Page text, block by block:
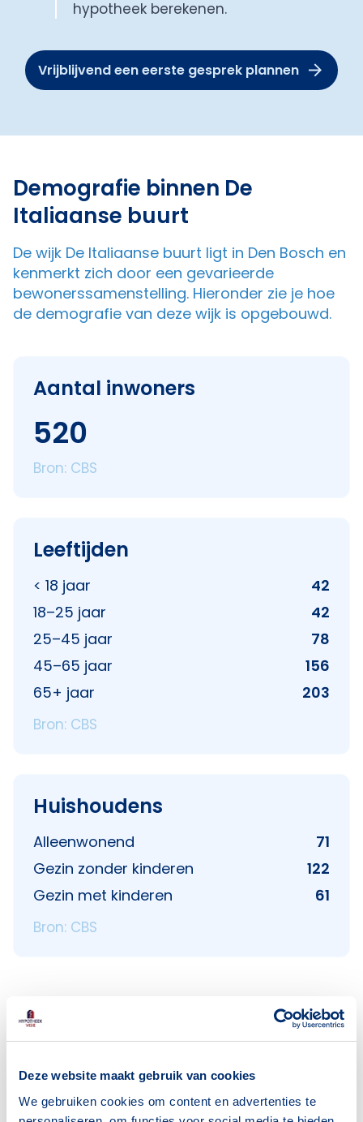
Deze website maakt gebruik van cookies
We gebruiken cookies om content en advertenties te
hypotheek berekenen.
Vrijblijvend een eerste gesprek plannen
Demografie binnen De
Italiaanse buurt
De wijk De Italiaanse buurt ligt in Den Bosch en
kenmerkt zich door een gevarieerde
bewonerssamenstelling. Hieronder zie je hoe
de demografie van deze wijk is opgebouwd.
Aantal inwoners
520
Bron: CBS
Leeftijden
< 18 jaar
42
18–25 jaar
42
25–45 jaar
78
45–65 jaar
156
65+ jaar
203
Bron: CBS
Huishoudens
Alleenwonend
71
Gezin zonder kinderen
122
Gezin met kinderen
61
Bron: CBS
Voorzieningen in De Italiaanse
buurt
Deze wijk heeft het allemaal voor je. Zo vind je